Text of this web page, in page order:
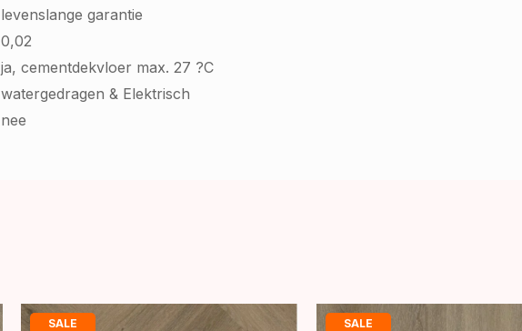
levenslange garantie
0,02
ja, cementdekvloer max. 27 ?C
watergedragen & Elektrisch
nee
SALE SALE